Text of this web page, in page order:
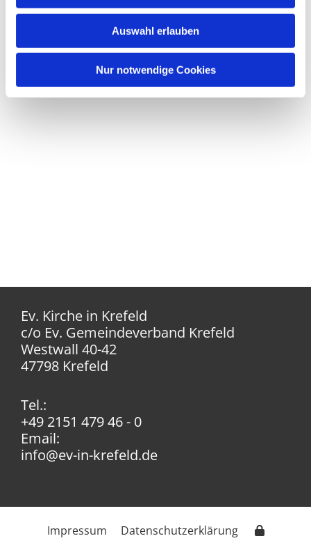
Auswahl erlauben
Nur notwendige Cookies
Ev. Kirche in Krefeld
c/o Ev. Gemeindeverband Krefeld
Westwall 40-42
47798 Krefeld
Tel.:
+49 2151 479 46 - 0
Email:
info@ev-in-krefeld.de
Impressum
Datenschutzerklärung